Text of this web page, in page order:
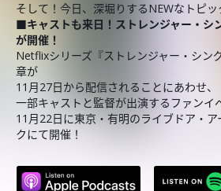
そして！今日、深堀りするNEWなトピッ
■キャストも来日！ストレンジャー・シ
が開催！
Netflixシリーズ『ストレンジャー・シン
章が
11月27日から配信されることにあわせ、
一部キャストと監督が出演するファンイ
11月22日に東京・有明のライブドア・
クにて開催！